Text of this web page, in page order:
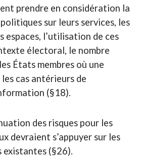
prendre en considération la
sur leurs services, les
espaces, l’utilisation de ces
électoral, le nombre
États membres où une
cas antérieurs de
(§18).
des risques pour les
devraient s’appuyer sur les
existantes (§26).